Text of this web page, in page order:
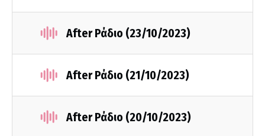
After Ράδιο (23/10/2023)
After Ράδιο (21/10/2023)
After Ράδιο (20/10/2023)